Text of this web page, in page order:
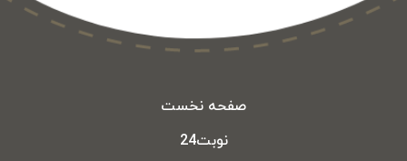
صفحه نخست
نوبت24